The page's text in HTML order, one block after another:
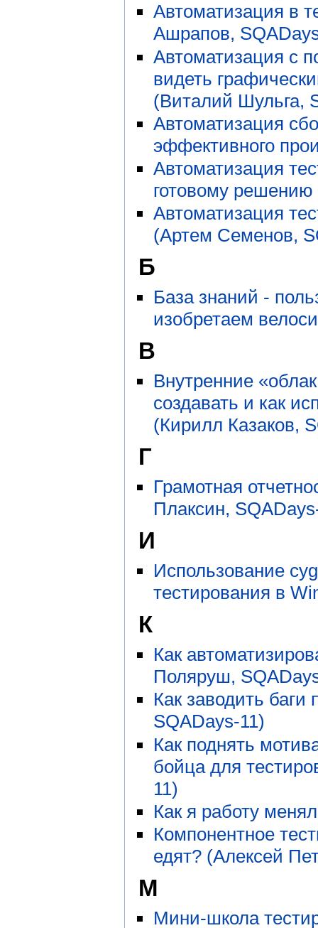
Автоматизация в
Ашрапов,
Автоматизация с
видеть
(Виталий Шульга,
Автоматизация
эффективного
Автоматизация
готовому
Автоматизация
(Артем Семенов,
Б
База знаний -
изобретаем
В
Внутренние
создавать и как
(Кирилл Казаков,
Г
Грамотная
Плаксин,
И
Использование
тестирования в
К
Как
Поляруш,
Как заводить
SQADays-11)
Как поднять
бойца для
11)
Как я работу
Компонентное
едят? (Алексей
М
Мини-школа